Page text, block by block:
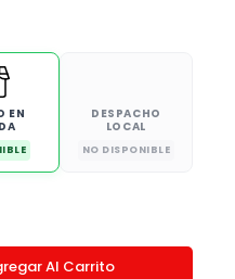
EN
DESPACHO
LOCAL
NO DISPONIBLE
Al Carrito